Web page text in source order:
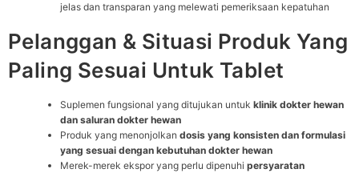
jelas dan transparan yang melewati pemeriksaan kepatuhan
Pelanggan & Situasi Produk Yang
Paling Sesuai Untuk Tablet
Suplemen fungsional yang ditujukan untuk klinik dokter hewan
dan saluran dokter hewan
Produk yang menonjolkan dosis yang konsisten dan formulasi
yang sesuai dengan kebutuhan dokter hewan
Merek-merek ekspor yang perlu dipenuhi persyaratan